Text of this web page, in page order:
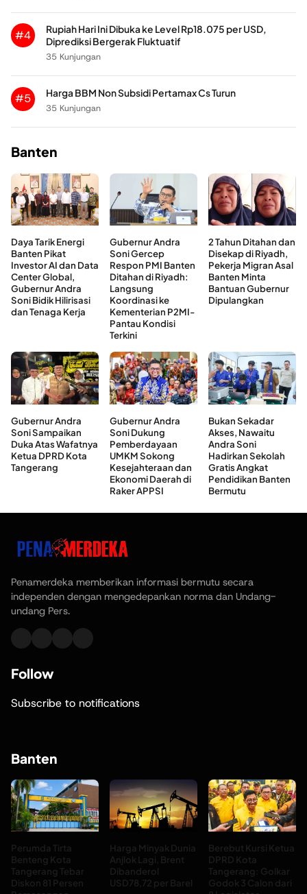
#4
Rupiah Hari Ini Dibuka ke Level Rp18.075 per USD,
Diprediksi Bergerak Fluktuatif
35 Kunjungan
#5
Harga BBM Non Subsidi Pertamax Cs Turun
35 Kunjungan
Banten
Daya Tarik Energi
Banten Pikat
Investor AI dan Data
Center Global,
Gubernur Andra
Soni Bidik Hilirisasi
dan Tenaga Kerja
Gubernur Andra
Soni Gercep
Respon PMI Banten
Ditahan di Riyadh:
Langsung
Koordinasi ke
Kementerian P2MI-
Pantau Kondisi
Terkini
2 Tahun Ditahan dan
Disekap di Riyadh,
Pekerja Migran Asal
Banten Minta
Bantuan Gubernur
Dipulangkan
Gubernur Andra
Soni Sampaikan
Duka Atas Wafatnya
Ketua DPRD Kota
Tangerang
Gubernur Andra
Soni Dukung
Pemberdayaan
UMKM Sokong
Kesejahteraan dan
Ekonomi Daerah di
Raker APPSI
Bukan Sekadar
Akses, Nawaitu
Andra Soni
Hadirkan Sekolah
Gratis Angkat
Pendidikan Banten
Bermutu
Penamerdeka memberikan informasi bermutu secara
independen dengan mengedepankan norma dan Undang-
undang Pers.
Follow
Subscribe to notifications
Banten
Perumda Tirta
Benteng Kota
Tangerang Tebar
Diskon 81 Persen
Harga Minyak Dunia
Anjlok Lagi, Brent
Dibanderol
USD78,72 per Barel
Berebut Kursi Ketua
DPRD Kota
Tangerang: Golkar
Godok 3 Calon dari